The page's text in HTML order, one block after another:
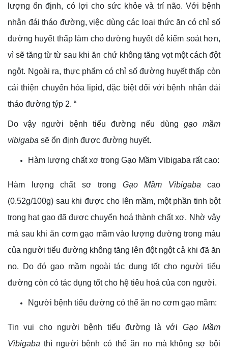
lượng ổn định, có lợi cho sức khỏe và trí não. Với bệnh
nhân đái tháo đường, việc dùng các loại thức ăn có chỉ số
đường huyết thấp làm cho đường huyết dễ kiểm soát hơn,
vì sẽ tăng từ từ sau khi ăn chứ không tăng vọt một cách đột
ngột. Ngoài ra, thực phẩm có chỉ số đường huyết thấp còn
cải thiện chuyển hóa lipid, đặc biệt đối với bệnh nhân đái
tháo đường týp 2. “
Do vậy người bệnh tiểu đường nếu dùng gạo mầm
vibigaba sẽ ổn định được đường huyết.
Hàm lượng chất xơ trong Gạo Mầm Vibigaba rất cao:
Hàm lượng chất sơ trong Gạo Mầm Vibigaba cao
(0.52g/100g) sau khi được cho lên mầm, một phần tinh bột
trong hạt gạo đã được chuyển hoá thành chất xơ. Nhờ vậy
mà sau khi ăn cơm gạo mầm vào lượng đường trong máu
của người tiểu đường không tăng lên đột ngột cả khi đã ăn
no. Do đó gạo mầm ngoài tác dụng tốt cho người tiểu
đường còn có tác dụng tốt cho hệ tiêu hoá của con người.
Người bệnh tiểu đường có thể ăn no cơm gạo mầm:
Tin vui cho người bệnh tiểu đường là với Gạo Mầm
Vibigaba thì người bệnh có thể ăn no mà không sợ bội